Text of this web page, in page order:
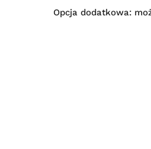
Opcja dodatkowa: